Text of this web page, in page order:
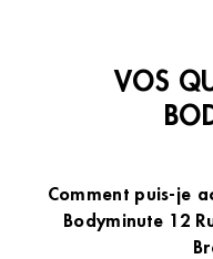
qu’elle accorde une
hésiter et je reviendrai
cette belle prestation !
VOS
Comment puis-je
Bodyminute 12